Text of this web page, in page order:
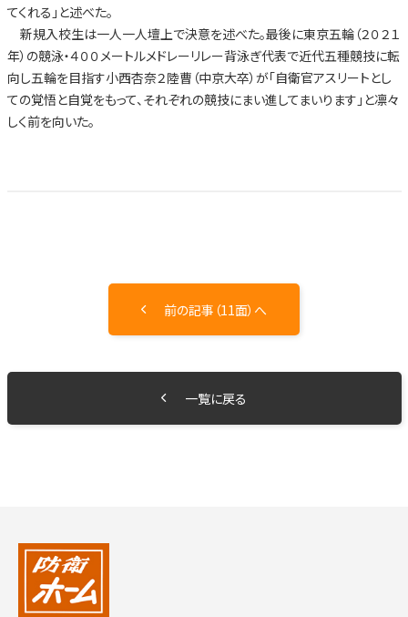
てくれる」と述べた。
新規入校生は一人一人壇上で決意を述べた。最後に東京五輪（２０２１
年）の競泳・４００メートルメドレーリレー背泳ぎ代表で近代五種競技に転
向し五輪を目指す小西杏奈２陸曹（中京大卒）が「自衛官アスリートとし
ての覚悟と自覚をもって、それぞれの競技にまい進してまいります」と凛々
しく前を向いた。
前の記事（11面）へ
一覧に戻る